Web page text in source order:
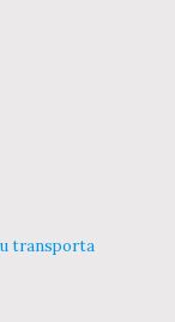
transporta